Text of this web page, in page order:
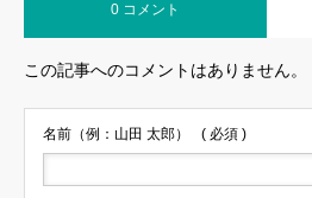
0 コメント
この記事へのコメントはありません。
名前（例：山田 太郎） ( 必須 )